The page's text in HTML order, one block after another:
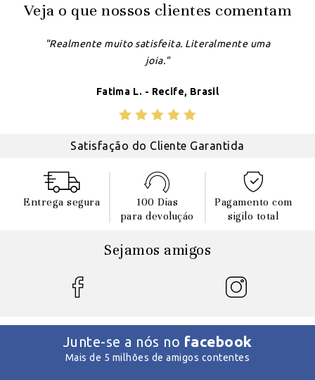
Veja o que nossos clientes comentam
"Realmente muito satisfeita. Literalmente uma
joia."
Fatima L. - Recife, Brasil
Satisfação do Cliente Garantida
Entrega segura
100 Dias
para devoluçáo
Pagamento com
sigilo total
Sejamos amigos
Junte-se a nós no facebook
Mais de 5 milhões de amigos contentes